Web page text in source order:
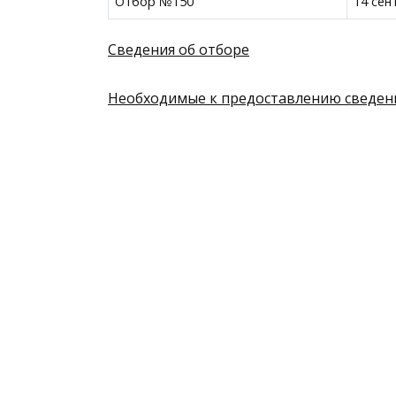
Сведения об отборе
Необходимые к предоставлению